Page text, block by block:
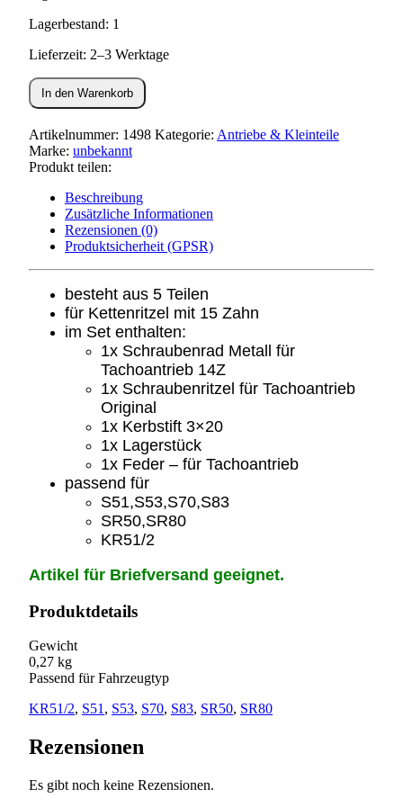
Lagerbestand: 1
Lieferzeit: 2–3 Werktage
Tachoantrieb
für
15Z
(5
teilig)
Menge
In den Warenkorb
Artikelnummer: 1498 Kategorie: Antriebe & Kleinteile
Marke: unbekannt
Produkt teilen:
Beschreibung
Zusätzliche Informationen
Rezensionen (0)
Produktsicherheit (GPSR)
besteht aus 5 Teilen
für Kettenritzel mit 15 Zahn
im Set enthalten:
1x Schraubenrad Metall für
Tachoantrieb 14Z
1x Schraubenritzel für Tachoantrieb
Original
1x Kerbstift 3×20
1x Lagerstück
1x Feder – für Tachoantrieb
passend für
S51,S53,S70,S83
SR50,SR80
KR51/2
Artikel für Briefversand geeignet.
Produktdetails
Gewicht
0,27 kg
Passend für Fahrzeugtyp
KR51/2, S51 , S53, S70, S83, SR50, SR80
Rezensionen
Es gibt noch keine Rezensionen.